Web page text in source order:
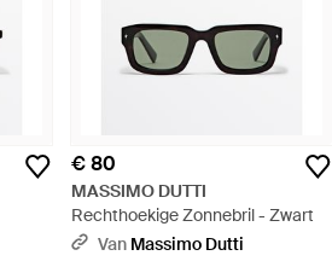
€ 80
MASSIMO DUTTI
Rechthoekige Zonnebril - Zwart
Van Massimo Dutti